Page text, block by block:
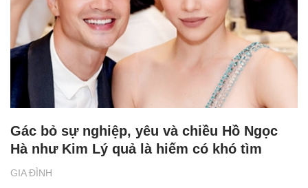
GIA ĐÌNH
Gác bỏ sự nghiệp, yêu và chiều Hồ Ngọc
Hà như Kim Lý quả là hiếm có khó tìm